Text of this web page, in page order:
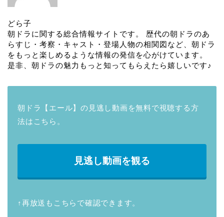
どら子
朝ドラに関する総合情報サイトです。 歴代の朝ドラのあ
らすじ・考察・キャスト・登場人物の相関図など、朝ドラ
をもっと楽しめるような情報の発信を心がけています。
是非、朝ドラの魅力もっと知ってもらえたら嬉しいです♪
朝ドラ【エール】の見逃し動画を無料で視聴する方
法はこちら。
見逃し動画を観る
↑再放送もこちらで確認できます。